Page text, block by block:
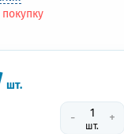
шт.
-
шт.
+